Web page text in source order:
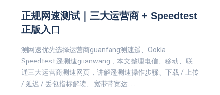
正规网速测试｜三大运营商 + Speedtest
正版入口
测网速优先选择运营商guanfang测速遥、Ookla
Speedtest 遥测速guanwang，本文整理电信、移动、联
通三大运营商测速网页，讲解遥测速操作步骤、下载 / 上传
/ 延迟 / 丢包指标解读、宽带带宽达......